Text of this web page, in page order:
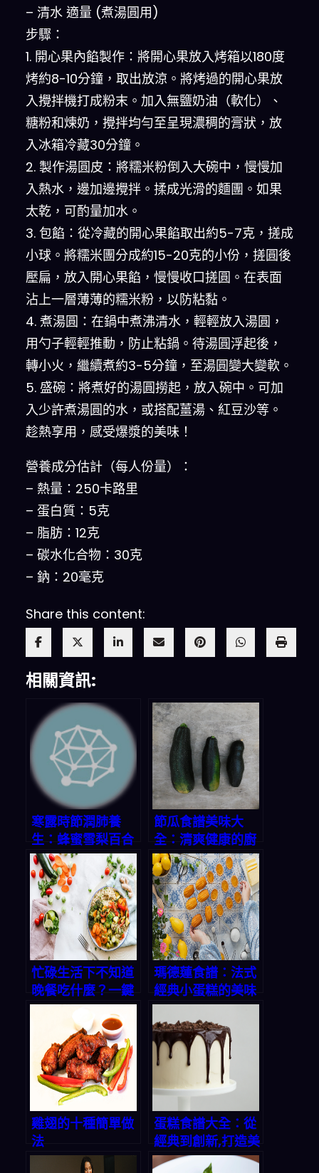
– 清水 適量 (煮湯圓用)
步驟：
1. 開心果內餡製作：將開心果放入烤箱以180度
烤約8-10分鐘，取出放涼。將烤過的開心果放
入攪拌機打成粉末。加入無鹽奶油（軟化）、
糖粉和煉奶，攪拌均勻至呈現濃稠的膏狀，放
入冰箱冷藏30分鐘。
2. 製作湯圓皮：將糯米粉倒入大碗中，慢慢加
入熱水，邊加邊攪拌。揉成光滑的麵團。如果
太乾，可酌量加水。
3. 包餡：從冷藏的開心果餡取出約5-7克，搓成
小球。將糯米團分成約15-20克的小份，搓圓後
壓扁，放入開心果餡，慢慢收口搓圓。在表面
沾上一層薄薄的糯米粉，以防粘黏。
4. 煮湯圓：在鍋中煮沸清水，輕輕放入湯圓，
用勺子輕輕推動，防止粘鍋。待湯圓浮起後，
轉小火，繼續煮約3-5分鐘，至湯圓變大變軟。
5. 盛碗：將煮好的湯圓撈起，放入碗中。可加
入少許煮湯圓的水，或搭配薑湯、紅豆沙等。
趁熱享用，感受爆漿的美味！
營養成分估計（每人份量）：
– 熱量：250卡路里
– 蛋白質：5克
– 脂肪：12克
– 碳水化合物：30克
– 鈉：20毫克
Share this content:
相關資訊:
寒露時節潤肺養
生：蜂蜜雪梨百合
飲
節瓜食譜美味大
全：清爽健康的廚
房寶藏
忙碌生活下不知道
晚餐吃什麼？一鍵
生成三餸一湯解決
你的選擇困難
瑪德蓮食譜：法式
經典小蛋糕的美味
秘方
雞翅的十種簡單做
法
蛋糕食譜大全：從
經典到創新,打造美
味甜蜜時光